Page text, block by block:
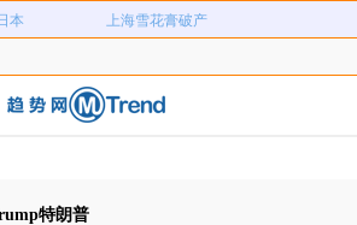
本 上海雪花膏破产
韩国宣布国家灾难状态
考
特朗普